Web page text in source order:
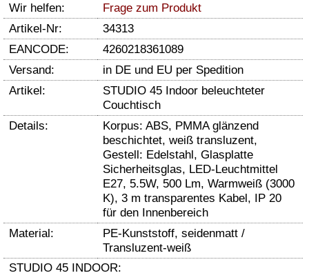
Wir helfen:
Frage zum Produkt
Artikel-Nr:
34313
EANCODE:
4260218361089
Versand:
in DE und EU per Spedition
Artikel:
STUDIO 45 Indoor beleuchteter
Couchtisch
Details:
Korpus: ABS, PMMA glänzend
beschichtet, weiß transluzent,
Gestell: Edelstahl, Glasplatte
Sicherheitsglas, LED-Leuchtmittel
E27, 5.5W, 500 Lm, Warmweiß (3000
K), 3 m transparentes Kabel, IP 20
für den Innenbereich
Material:
PE-Kunststoff, seidenmatt /
Transluzent-weiß
STUDIO 45 INDOOR: